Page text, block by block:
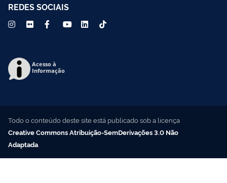
REDES SOCIAIS
Acesso à
Informação
Todo o conteúdo deste site está publicado sob a licença
Creative Commons Atribuição-SemDerivações 3.0 Não
Adaptada